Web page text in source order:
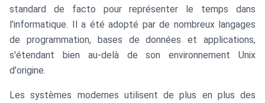
standard de facto pour représenter le temps dans
l'informatique. Il a été adopté par de nombreux langages
de programmation, bases de données et applications,
s'étendant bien au-delà de son environnement Unix
d'origine.
Les systèmes modernes utilisent de plus en plus des